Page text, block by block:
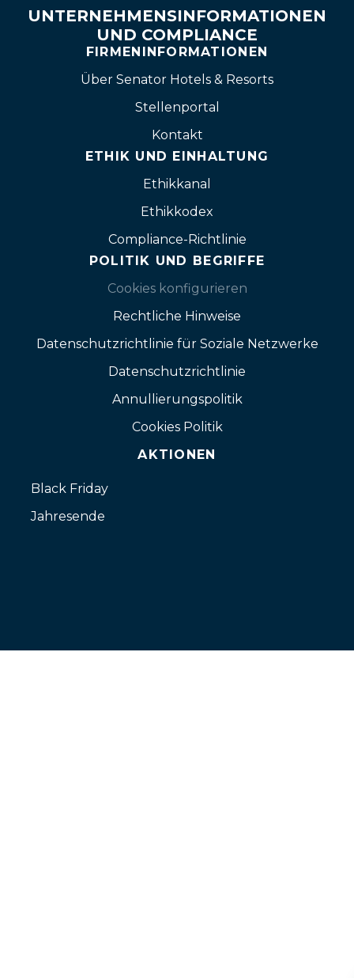
UNTERNEHMENSINFORMATIONEN
UND COMPLIANCE
FIRMENINFORMATIONEN
Über Senator Hotels & Resorts
Stellenportal
Kontakt
ETHIK UND EINHALTUNG
Ethikkanal
Ethikkodex
Compliance-Richtlinie
POLITIK UND BEGRIFFE
Cookies konfigurieren
Rechtliche Hinweise
Datenschutzrichtlinie für Soziale Netzwerke
Datenschutzrichtlinie
Annullierungspolitik
Cookies Politik
AKTIONEN
Black Friday
Jahresende